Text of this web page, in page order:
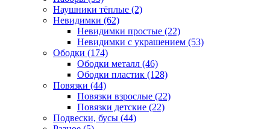
Наушники тёплые (2)
Невидимки (62)
Невидимки простые (22)
Невидимки с украшением (53)
Ободки (174)
Ободки металл (46)
Ободки пластик (128)
Повязки (44)
Повязки взрослые (22)
Повязки детские (22)
Подвески, бусы (44)